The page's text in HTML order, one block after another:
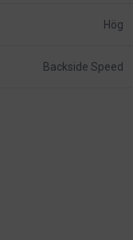
Hög
Backside Speed